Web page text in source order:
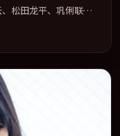
松田龙平、巩俐联袂
统一。定于 2023-09-
度话题片中口碑稳健，